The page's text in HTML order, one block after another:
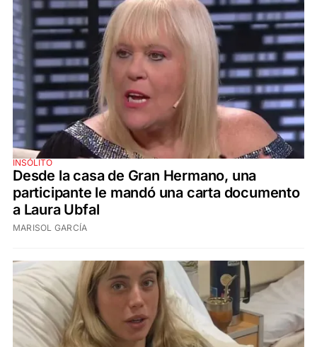
INSÓLITO
Desde la casa de Gran Hermano, una
participante le mandó una carta documento
a Laura Ubfal
MARISOL GARCÍA